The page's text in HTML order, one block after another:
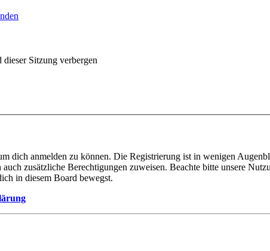
Sitzung verbergen
dich anmelden zu können. Die Registrierung ist in wenigen
zusätzliche Berechtigungen zuweisen. Beachte bitte unsere
in diesem Board bewegst.